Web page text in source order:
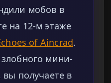
мобов в
на 12-м этаже
of Aincrad.
мини-
вы получаете в